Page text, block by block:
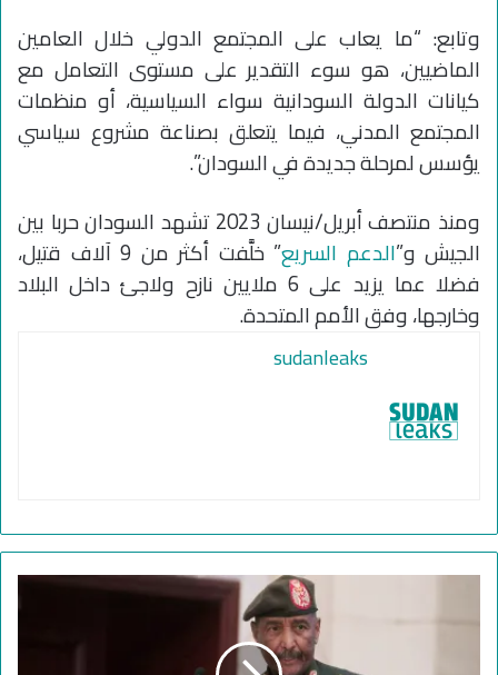
وتابع: “ما يعاب على المجتمع الدولي خلال العامين
الماضيين، هو سوء التقدير على مستوى التعامل مع
كيانات الدولة السودانية سواء السياسية، أو منظمات
المجتمع المدني، فيما يتعلق بصناعة مشروع سياسي
يؤسس لمرحلة جديدة في السودان”.
ومنذ منتصف أبريل/نيسان 2023 تشهد السودان حربا بين
الجيش و”الدعم السريع
” خلَّفت أكثر من 9 آلاف قتيل،
فضلا عما يزيد على 6 ملايين نازح ولاجئ داخل البلاد
وخارجها، وفق الأمم المتحدة.
sudanleaks